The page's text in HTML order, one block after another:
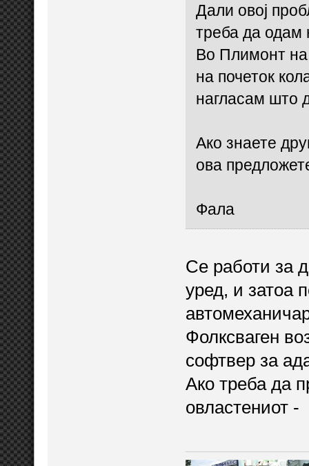
Дали овој
треба да одам
Во Плимонт на
на почеток
нагласам што
Ако знаете
ова
Фала
Се работи за
уред, и затоа
Фолксваген
софтвер за
Ако треба да
овластениот